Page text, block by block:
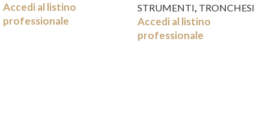
Accedi al listino
professionale
STRUMENTI, TRONCHESI
Accedi al listino
professionale